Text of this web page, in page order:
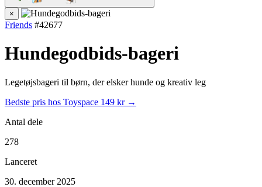
×
Friends #42677
Hundegodbids-bageri
Legetøjsbageri til børn, der elsker hunde og kreativ leg
Bedste pris hos Toyspace 149 kr →
Antal dele
278
Lanceret
30. december 2025